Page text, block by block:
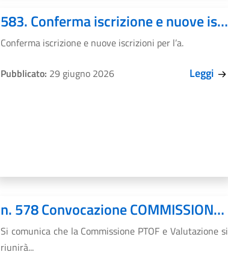
583. Conferma iscrizione e nuove iscrizioni per l’a.s. 2026/2027
Conferma iscrizione e nuove iscrizioni per l’a.
Pubblicato: 29 giugno 2026 Leggi
n. 578 Convocazione COMMISSIONE PTOF
Si comunica che la Commissione PTOF e Valutazione si
riunirà...